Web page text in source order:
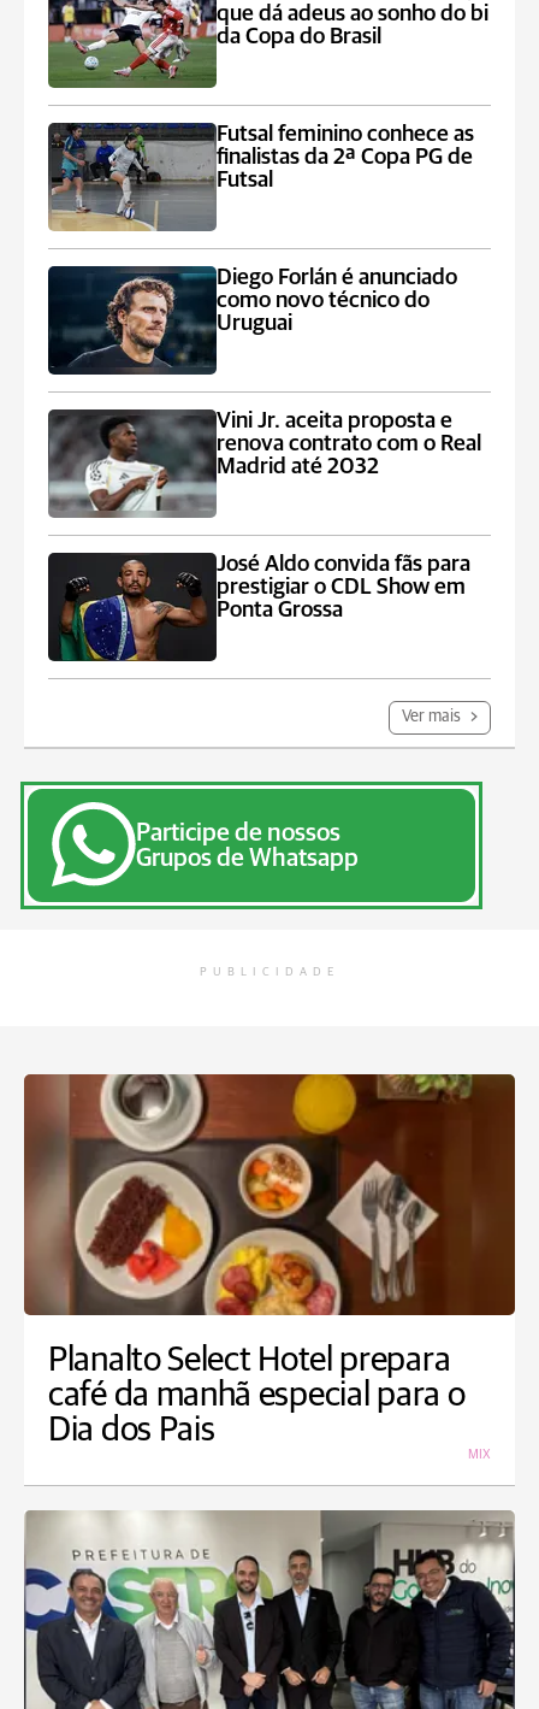
que dá adeus ao sonho do bi
da Copa do Brasil
Futsal feminino conhece as
finalistas da 2ª Copa PG de
Futsal
Diego Forlán é anunciado
como novo técnico do
Uruguai
Vini Jr. aceita proposta e
renova contrato com o Real
Madrid até 2032
José Aldo convida fãs para
prestigiar o CDL Show em
Ponta Grossa
Ver mais
Participe de nossos
Grupos de Whatsapp
PUBLICIDADE
Planalto Select Hotel prepara
café da manhã especial para o
Dia dos Pais
MIX